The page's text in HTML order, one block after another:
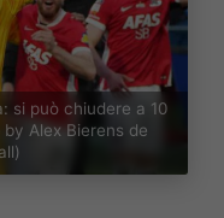
si può chiudere a 10
Alex Bierens de